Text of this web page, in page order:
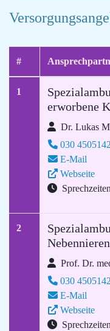
#
1
erworbene
Dr. Lukas
030
E-Mail
Webseite
2
Prof. Dr.
030
E-Mail
Webseite